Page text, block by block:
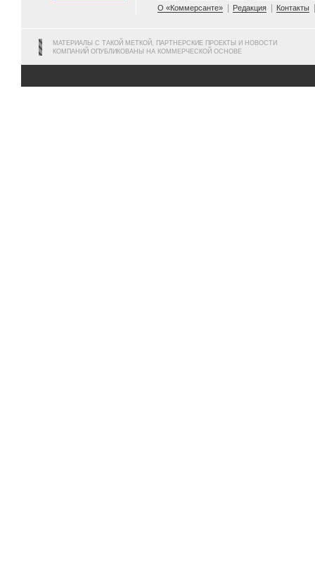
О «Коммерсанте»
Редакция Контакты
МАТЕРИАЛЫ С ТАКОЙ МЕТКОЙ, ПАРТНЕРСКИЕ ПРОЕКТЫ И НОВОСТИ
КОМПАНИЙ ОПУБЛИКОВАНЫ НА КОММЕРЧЕСКОЙ ОСНОВЕ